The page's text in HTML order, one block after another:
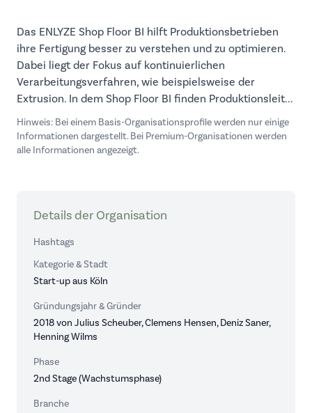
Das ENLYZE Shop Floor BI hilft Produktionsbetrieben
ihre Fertigung besser zu verstehen und zu optimieren.
Dabei liegt der Fokus auf kontinuierlichen
Verarbeitungsverfahren, wie beispielsweise der
Extrusion. In dem Shop Floor BI finden Produktionsleit...
Hinweis: Bei einem Basis-Organisationsprofile werden nur einige
Informationen dargestellt. Bei Premium-Organisationen werden
alle Informationen angezeigt.
Details der Organisation
Hashtags
Kategorie & Stadt
Start-up aus Köln
Gründungsjahr & Gründer
2018 von Julius Scheuber, Clemens Hensen, Deniz Saner,
Henning Wilms
Phase
2nd Stage (Wachstumsphase)
Branche